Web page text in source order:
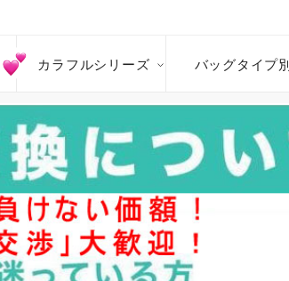
カラフルシリーズ バッグタイプ別